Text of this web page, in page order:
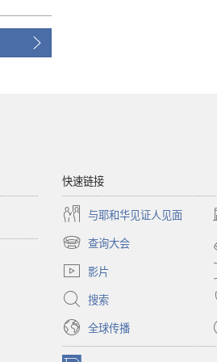
快速链接
与耶和华见证人见面
查询大会
（打
开
新
窗
口）
影片
搜索
全球传播